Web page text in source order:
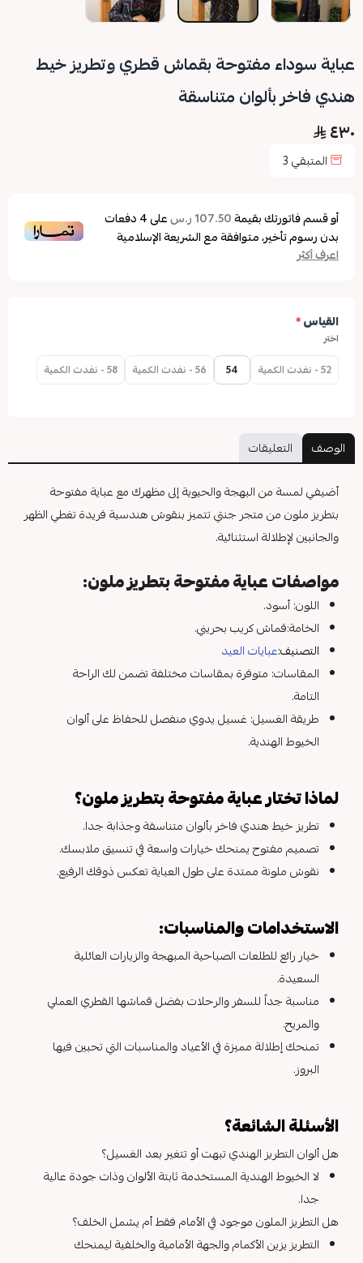
عباية سوداء مفتوحة بقماش قطري وتطريز خيط
هندي فاخر بألوان متناسقة
٤٣٠
المتبقي3
أو قسم فاتورتك بقيمة107.50 ر.س على4دفعات
بدون رسوم تأخير، متوافقة مع الشريعة الإسلامية
اعرف أكثر
القياس*
اختر
52 - نفدت الكمية 54 56 - نفدت الكمية 58 - نفدت الكمية
الوصف التعليقات
أضيفي لمسة من البهجة والحيوية إلى مظهرك مع عباية مفتوحة
بتطريز ملون من متجر جنتي تتميز بنقوش هندسية فريدة تغطي الظهر
والجانبين لإطلالة استثنائية.
مواصفات عباية مفتوحة بتطريز ملون:
اللون: أسود.
الخامة:قماش كريب بحريني.
التصنيف:عبايات العيد
المقاسات: متوفرة بمقاسات مختلفة تضمن لك الراحة
التامة.
طريقة الغسيل: غسيل يدوي منفصل للحفاظ على ألوان
الخيوط الهندية.
لماذا تختار عباية مفتوحة بتطريز ملون؟
تطريز خيط هندي فاخر بألوان متناسقة وجذابة جدا.
تصميم مفتوح يمنحك خيارات واسعة في تنسيق ملابسك.
نقوش ملونة ممتدة على طول العباية تعكس ذوقك الرفيع.
الاستخدامات والمناسبات:
خيار رائع للطلعات الصباحية المبهجة والزيارات العائلية
السعيدة.
مناسبة جداً للسفر والرحلات بفضل قماشها القطري العملي
والمريح.
تمنحك إطلالة مميزة في الأعياد والمناسبات التي تحبين فيها
البروز.
الأسئلة الشائعة؟
هل ألوان التطريز الهندي تبهت أو تتغير بعد الغسيل؟
لا الخيوط الهندية المستخدمة ثابتة الألوان وذات جودة عالية
جدا.
هل التطريز الملون موجود في الأمام فقط أم يشمل الخلف؟
التطريز يزين الأكمام والجهة الأمامية والخلفية ليمنحك